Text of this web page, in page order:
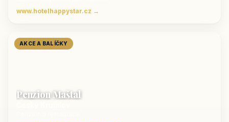
www.hotelhappystar.cz →
AKCE A BALÍČKY
Penzion Maštal